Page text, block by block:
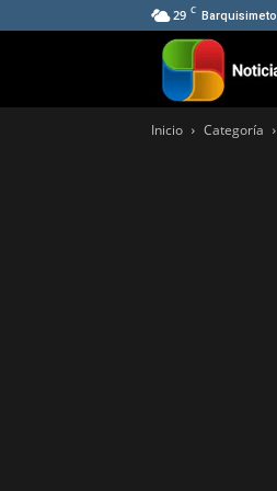
29 C Barquisimeto
Inicio Categoría